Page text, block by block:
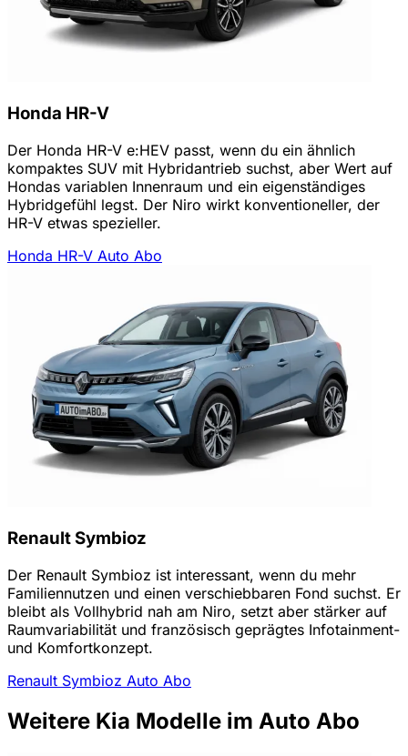
Honda HR-V
Der Honda HR-V e:HEV passt, wenn du ein ähnlich
kompaktes SUV mit Hybridantrieb suchst, aber Wert auf
Hondas variablen Innenraum und ein eigenständiges
Hybridgefühl legst. Der Niro wirkt konventioneller, der
HR-V etwas spezieller.
Honda HR-V Auto Abo
Renault Symbioz
Der Renault Symbioz ist interessant, wenn du mehr
Familiennutzen und einen verschiebbaren Fond suchst. Er
bleibt als Vollhybrid nah am Niro, setzt aber stärker auf
Raumvariabilität und französisch geprägtes Infotainment-
und Komfortkonzept.
Renault Symbioz Auto Abo
Weitere Kia Modelle im Auto Abo